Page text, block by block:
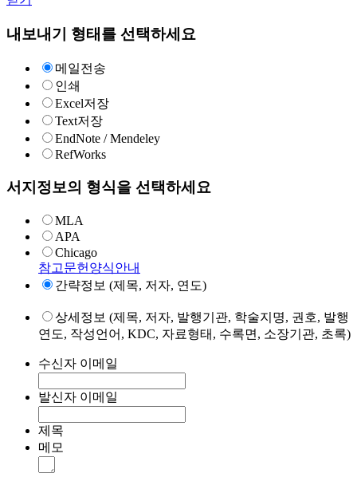
내보내기 형태를 선택하세요
메일전송
인쇄
Excel저장
Text저장
EndNote / Mendeley
RefWorks
서지정보의 형식을 선택하세요
MLA
APA
Chicago
참고문헌양식안내
간략정보 (제목, 저자, 연도)
상세정보 (제목, 저자, 발행기관, 학술지명, 권호, 발행
연도, 작성언어, KDC, 자료형태, 수록면, 소장기관, 초록)
수신자 이메일
발신자 이메일
제목
메모